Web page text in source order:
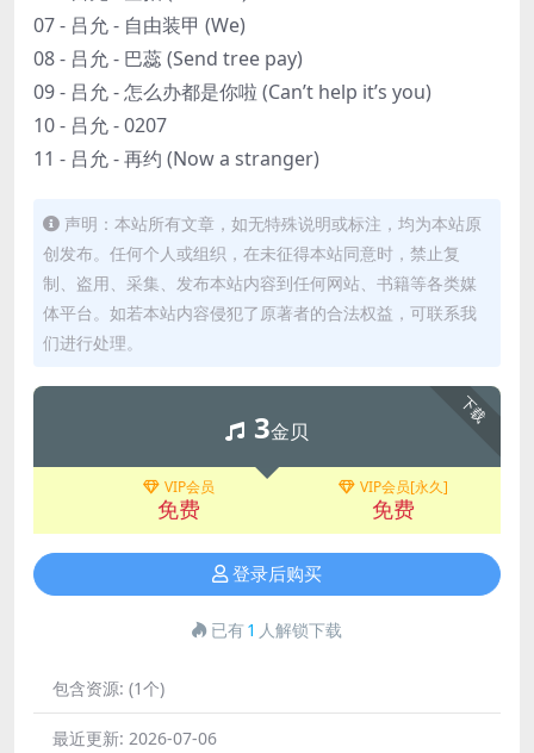
07 - 吕允 - 自由装甲 (We)
08 - 吕允 - 巴蕊 (Send tree pay)
09 - 吕允 - 怎么办都是你啦 (Can’t help it’s you)
10 - 吕允 - 0207
11 - 吕允 - 再约 (Now a stranger)
声明：本站所有文章，如无特殊说明或标注，均为本站原
创发布。任何个人或组织，在未征得本站同意时，禁止复
制、盗用、采集、发布本站内容到任何网站、书籍等各类媒
体平台。如若本站内容侵犯了原著者的合法权益，可联系我
们进行处理。
下载
3金贝
VIP会员
免费
VIP会员[永久]
免费
登录后购买
已有1 人解锁下载
包含资源: (1个)
最近更新: 2026-07-06